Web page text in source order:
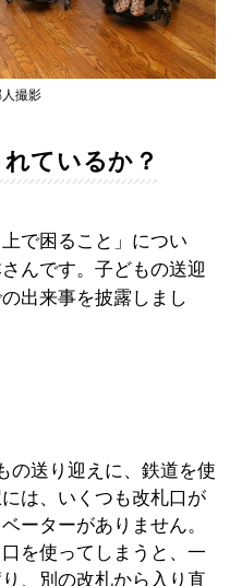
撮影
ているか？
で困ること」につい
んです。子どもの送迎
出来事を披露しまし
送り迎えに、鉄道を使
は、いくつも改札口が
ーターがありません。
を使ってしまうと、一
、別の改札から入り直